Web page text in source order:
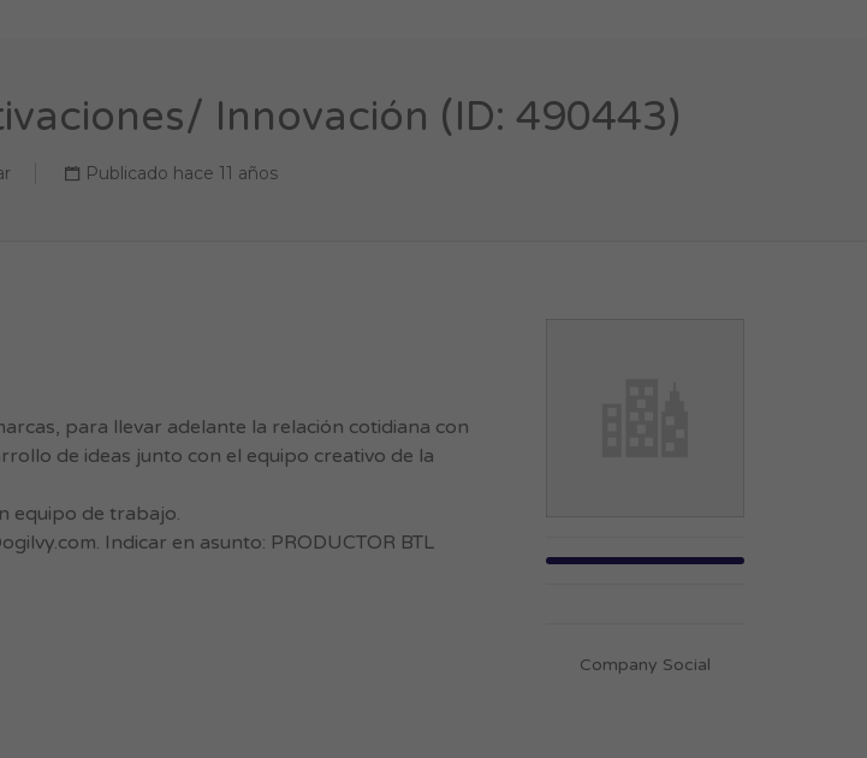
Innovación (ID: 490443)
Publicado hace 11 años
para llevar adelante la relación cotidiana con
de ideas junto con el equipo creativo de la
equipo de trabajo.
. Indicar en asunto: PRODUCTOR BTL
Company Social